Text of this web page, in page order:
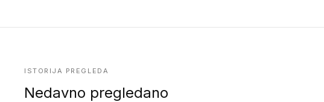
ISTORIJA PREGLEDA
Nedavno pregledano